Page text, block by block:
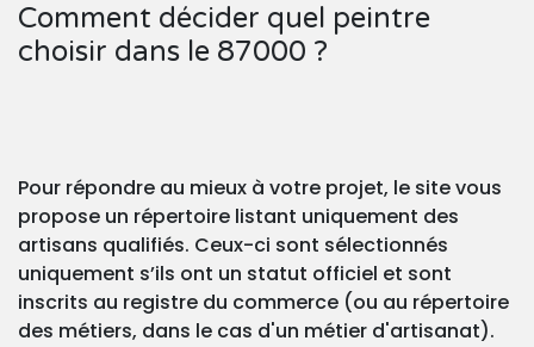
Comment décider quel peintre
choisir dans le 87000 ?
Pour répondre au mieux à votre projet, le site vous
propose un répertoire listant uniquement des
artisans qualifiés. Ceux-ci sont sélectionnés
uniquement s’ils ont un statut officiel et sont
inscrits au registre du commerce (ou au répertoire
des métiers, dans le cas d'un métier d'artisanat).